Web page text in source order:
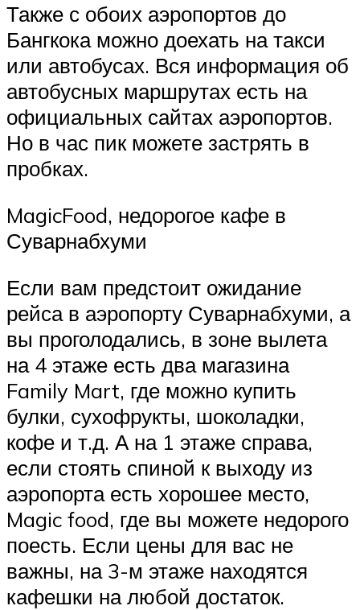
Также с обоих аэропортов до
Бангкока можно доехать на такси
или автобусах. Вся информация об
автобусных маршрутах есть на
официальных сайтах аэропортов.
Но в час пик можете застрять в
пробках.
MagicFood, недорогое кафе в
Суварнабхуми
Если вам предстоит ожидание
рейса в аэропорту Суварнабхуми, а
вы проголодались, в зоне вылета
на 4 этаже есть два магазина
Family Mart, где можно купить
булки, сухофрукты, шоколадки,
кофе и т.д. А на 1 этаже справа,
если стоять спиной к выходу из
аэропорта есть хорошее место,
Magic food, где вы можете недорого
поесть. Если цены для вас не
важны, на 3-м этаже находятся
кафешки на любой достаток.